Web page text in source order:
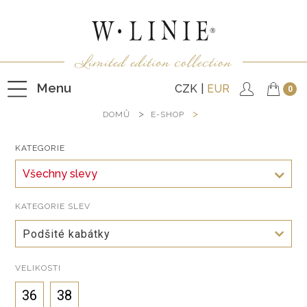
Menu CZK EUR 0
HALENKY
TRIČKA
NEPODŠITÉ KABÁTKY
PODŠITÉ KABÁTKY
KALHOTY
DOMŮ E-SHOP
KATEGORIE
Všechny slevy
KATEGORIE SLEV
Podšité kabátky
VELIKOSTI
36 38